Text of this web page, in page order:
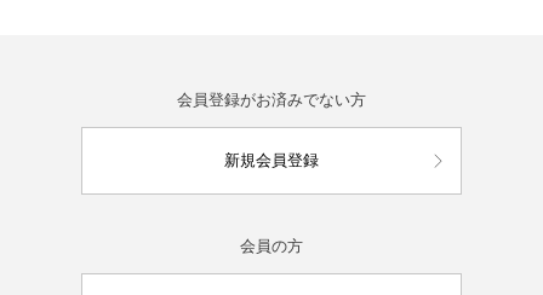
会員登録がお済みでない方
新規会員登録
会員の方